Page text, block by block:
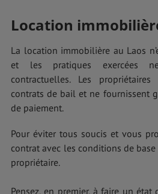
Location
La location immobilière au Laos
et les pratiques exercées
contractuelles. Les
contrats de bail et ne fournissent
de paiement.
Pour éviter tous soucis et vous
contrat avec les conditions de
propriétaire.
Pensez, en premier, à faire un